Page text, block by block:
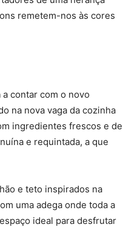
remetem-nos às cores
contar com o novo
na nova vaga da cozinha
ingredientes frescos e de
e requintada, a que
e teto inspirados na
uma adega onde toda a
ideal para desfrutar